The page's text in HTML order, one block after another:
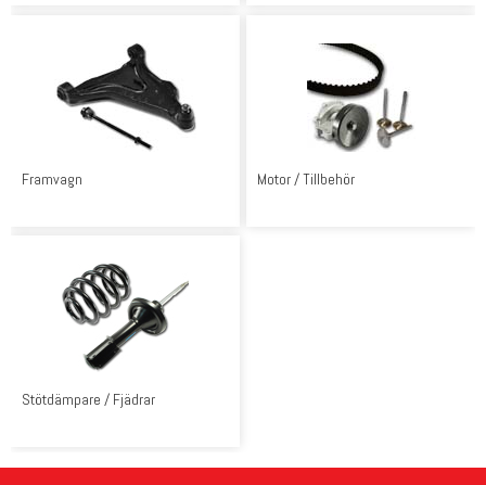
Framvagn Motor / Tillbehör
Stötdämpare / Fjädrar